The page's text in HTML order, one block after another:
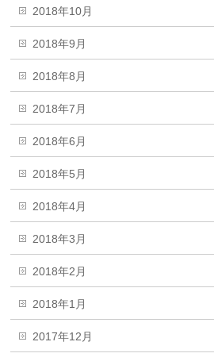
2018年10月
2018年9月
2018年8月
2018年7月
2018年6月
2018年5月
2018年4月
2018年3月
2018年2月
2018年1月
2017年12月